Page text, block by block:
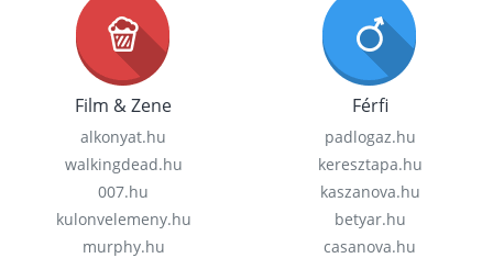
Film & Zene
alkonyat.hu
walkingdead.hu
007.hu
kulonvelemeny.hu
murphy.hu
Férfi
padlogaz.hu
keresztapa.hu
kaszanova.hu
betyar.hu
casanova.hu